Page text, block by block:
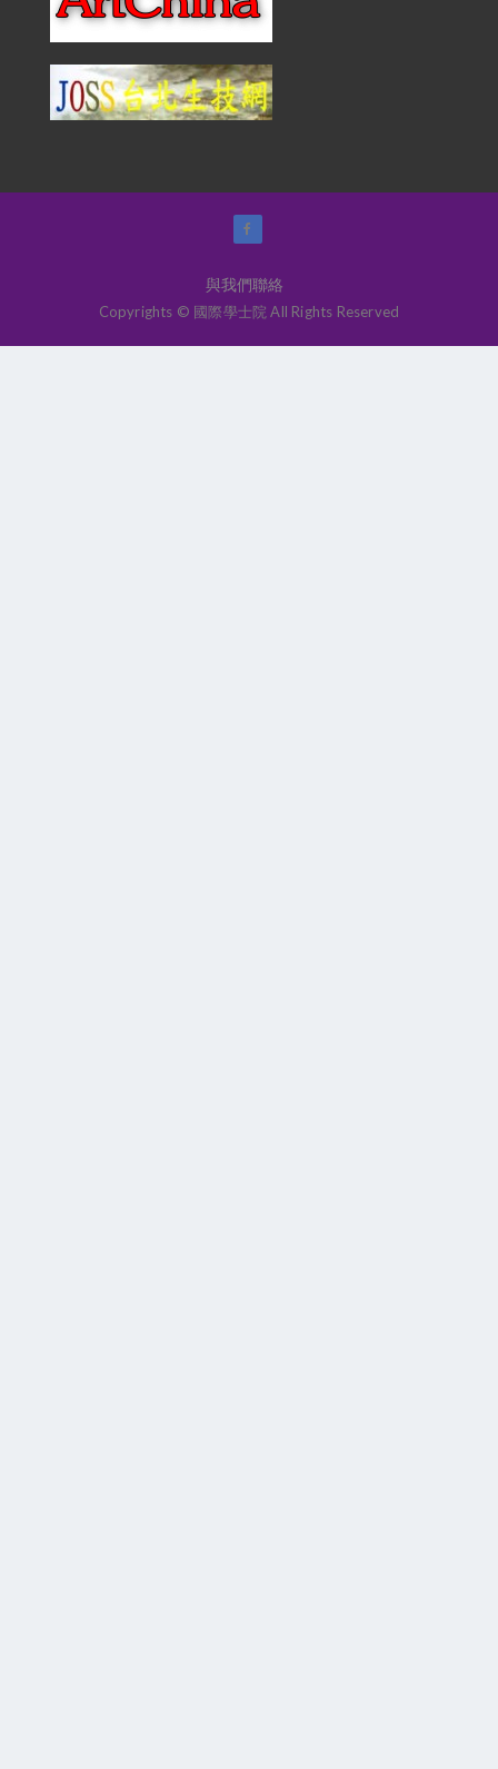
與我們聯絡
Copyrights © 國際學士院 All Rights Reserved